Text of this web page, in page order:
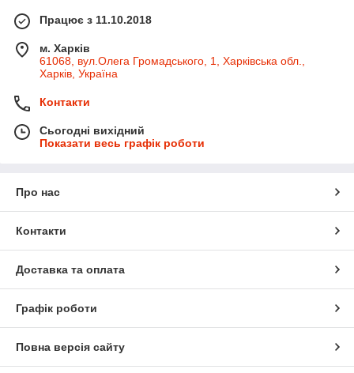
Працює з 11.10.2018
м. Харків
61068, вул.Олега Громадського, 1, Харківська обл.,
Харків, Україна
Контакти
Сьогодні вихідний
Показати весь графік роботи
Про нас
Контакти
Доставка та оплата
Графік роботи
Повна версія сайту